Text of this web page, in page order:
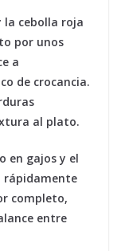
la cebolla roja
por unos
a
de crocancia.
al plato.
en gajos y el
rápidamente
completo,
entre